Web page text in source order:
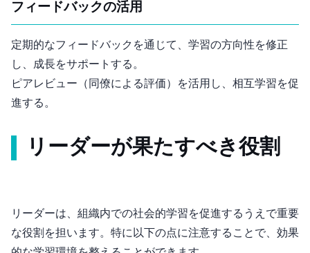
4. フィードバックの活用
定期的なフィードバックを通じて、学習の方向性を修正
し、成長をサポートする。
ピアレビュー（同僚による評価）を活用し、相互学習を促
進する。
リーダーが果たすべき役割
リーダーは、組織内での社会的学習を促進するうえで重要
な役割を担います。特に以下の点に注意することで、効果